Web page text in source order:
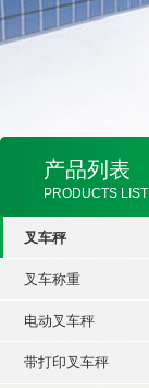
产品列表
PRODUCTS LIST
叉车秤
叉车称重
电动叉车秤
带打印叉车秤